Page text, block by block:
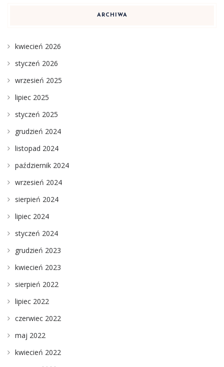
ARCHIWA
kwiecień 2026
styczeń 2026
wrzesień 2025
lipiec 2025
styczeń 2025
grudzień 2024
listopad 2024
październik 2024
wrzesień 2024
sierpień 2024
lipiec 2024
styczeń 2024
grudzień 2023
kwiecień 2023
sierpień 2022
lipiec 2022
czerwiec 2022
maj 2022
kwiecień 2022